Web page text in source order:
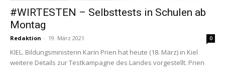
#WIRTESTEN – Selbsttests in Schulen ab
Montag
Redaktion - 19. März 2021 0
KIEL. Bildungsministerin Karin Prien hat heute (18. März) in Kiel
weitere Details zur Testkampagne des Landes vorgestellt. Prien